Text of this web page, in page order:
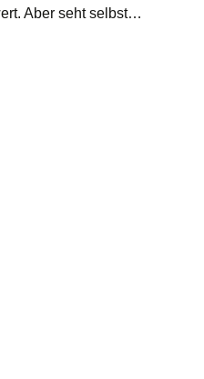
Aber seht selbst…